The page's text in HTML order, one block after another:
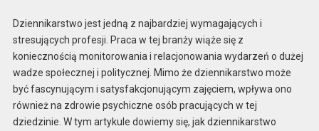
Dziennikarstwo jest jedną z najbardziej wymagających i
stresujących profesji. Praca w tej branży wiąże się z
koniecznością monitorowania i relacjonowania wydarzeń o dużej
wadze społecznej i politycznej. Mimo że dziennikarstwo może
być fascynującym i satysfakcjonującym zajęciem, wpływa ono
również na zdrowie psychiczne osób pracujących w tej
dziedzinie. W tym artykule dowiemy się, jak dziennikarstwo